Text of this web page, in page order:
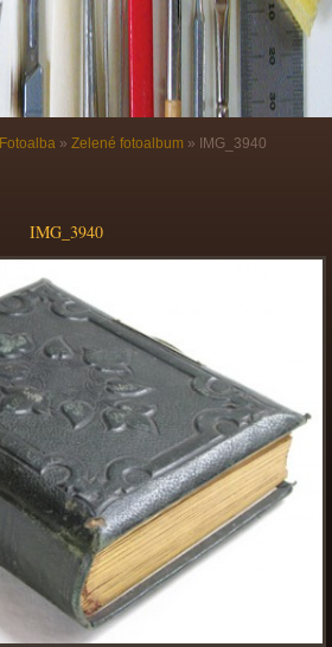
Fotoalba » Zelené fotoalbum » IMG_3940
IMG_3940